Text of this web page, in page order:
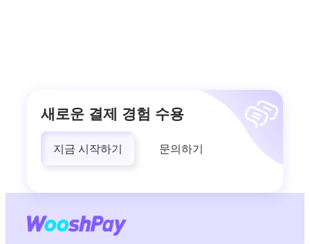
새로운 결제 경험 수용
지금 시작하기 문의하기